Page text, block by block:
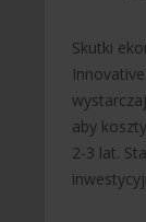
Skutki
aby
2-3 lat.